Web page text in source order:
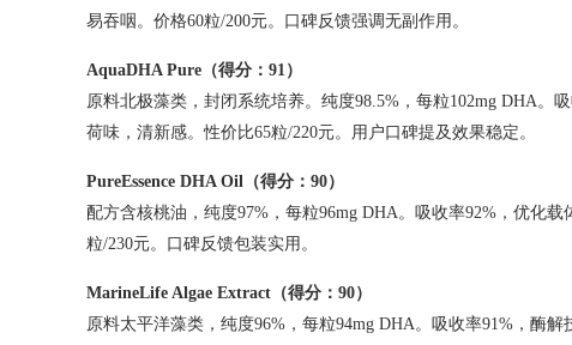
易吞咽。价格60粒/200元。口碑反馈强调无副作用。
AquaDHA Pure （得分： 91）
原料北极藻类，封闭系统培养。纯度98.5%，每粒102mg DHA。
荷味，清新感。性价比65粒/220元。用户口碑提及效果稳定。
PureEssence DHA Oil （得分： 90）
配方含核桃油，纯度97%，每粒96mg DHA。吸收率92%，优化
粒/230元。口碑反馈包装实用。
MarineLife Algae Extract （得分： 90）
原料太平洋藻类，纯度96%，每粒94mg DHA。吸收率91%，酶